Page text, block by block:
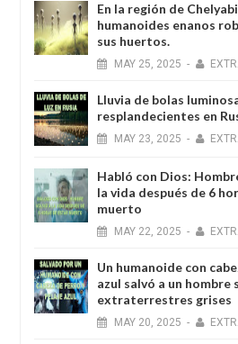
En la región de
humanoides enanos
sus huertos.
MAY 25, 2025 -
Lluvia de bolas
resplandecientes en
MAY 23, 2025 -
Habló con Dios:
la vida después de 6
muerto
MAY 22, 2025 -
Un humanoide con
azul salvó a un
extraterrestres grises
MAY 20, 2025 -